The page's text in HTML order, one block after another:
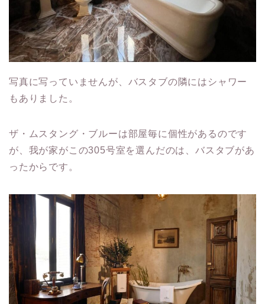
写真に写っていませんが、バスタブの隣にはシャワー
もありました。
ザ・ムスタング・ブルーは部屋毎に個性があるのです
が、我が家がこの305号室を選んだのは、バスタブがあ
ったからです。